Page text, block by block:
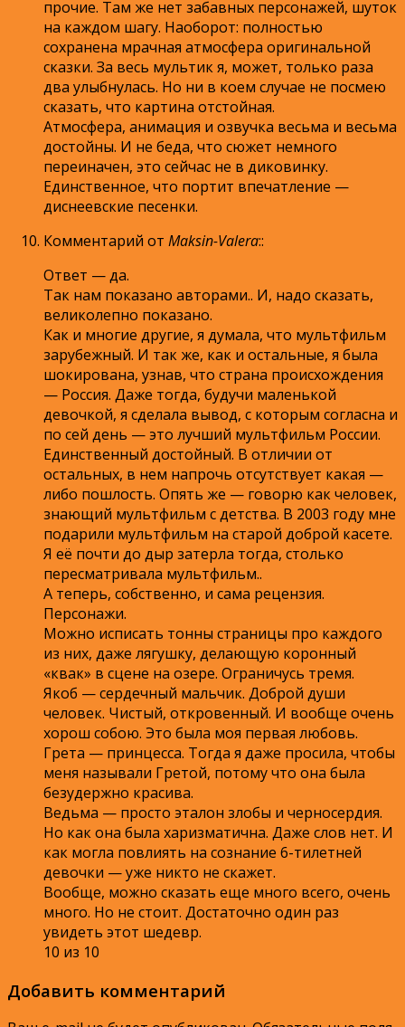
прочие. Там же нет забавных персонажей, шуток
на каждом шагу. Наоборот: полностью
сохранена мрачная атмосфера оригинальной
сказки. За весь мультик я, может, только раза
два улыбнулась. Но ни в коем случае не посмею
сказать, что картина отстойная.
Атмосфера, анимация и озвучка весьма и весьма
достойны. И не беда, что сюжет немного
переиначен, это сейчас не в диковинку.
Единственное, что портит впечатление —
диснеевские песенки.
Комментарий от Maksin-Valera::
Ответ — да.
Так нам показано авторами.. И, надо сказать,
великолепно показано.
Как и многие другие, я думала, что мультфильм
зарубежный. И так же, как и остальные, я была
шокирована, узнав, что страна происхождения
— Россия. Даже тогда, будучи маленькой
девочкой, я сделала вывод, с которым согласна и
по сей день — это лучший мультфильм России.
Единственный достойный. В отличии от
остальных, в нем напрочь отсутствует какая —
либо пошлость. Опять же — говорю как человек,
знающий мультфильм с детства. В 2003 году мне
подарили мультфильм на старой доброй касете.
Я её почти до дыр затерла тогда, столько
пересматривала мультфильм..
А теперь, собственно, и сама рецензия.
Персонажи.
Можно исписать тонны страницы про каждого
из них, даже лягушку, делающую коронный
«квак» в сцене на озере. Ограничусь тремя.
Якоб — сердечный мальчик. Доброй души
человек. Чистый, откровенный. И вообще очень
хорош собою. Это была моя первая любовь.
Грета — принцесса. Тогда я даже просила, чтобы
меня называли Гретой, потому что она была
безудержно красива.
Ведьма — просто эталон злобы и черносердия.
Но как она была харизматична. Даже слов нет. И
как могла повлиять на сознание 6-тилетней
девочки — уже никто не скажет.
Вообще, можно сказать еще много всего, очень
много. Но не стоит. Достаточно один раз
увидеть этот шедевр.
10 из 10
Добавить комментарий